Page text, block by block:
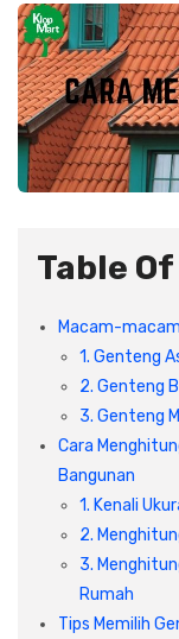
Table
Macam-
1. Genteng
2. Genteng
3. Genteng
Cara
Bangunan
1. Kenali
2.
3.
Rumah
Tips Memilih